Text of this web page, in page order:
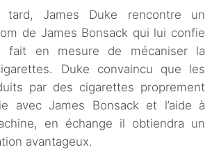
tard, James Duke rencontre un
de James Bonsack qui lui confie
fait en mesure de mécaniser la
Duke convaincu que les
par des cigarettes proprement
avec James Bonsack et l’aide à
en échange il obtiendra un
avantageux.